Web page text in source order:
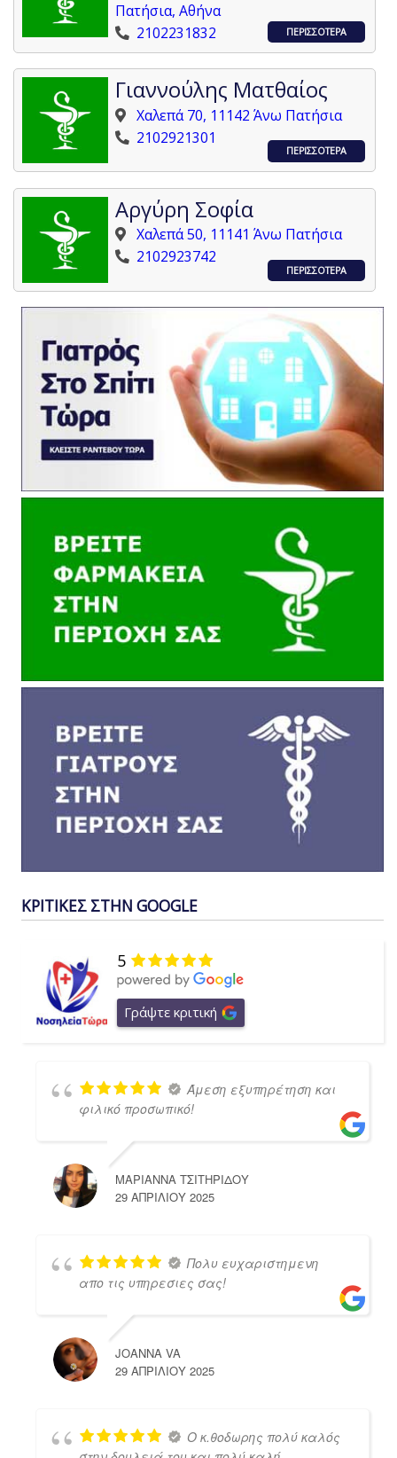
Πατήσια, Αθήνα
2102231832
ΠΕΡΙΣΣΟΤΕΡΑ
Γιαννούλης Ματθαίος
Χαλεπά 70, 11142 Άνω Πατήσια
2102921301
ΠΕΡΙΣΣΟΤΕΡΑ
Αργύρη Σοφία
Χαλεπά 50, 11141 Άνω Πατήσια
2102923742
ΠΕΡΙΣΣΟΤΕΡΑ
ΚΡΙΤΙΚΕΣ ΣΤΗΝ GOOGLE
5
Γράψτε κριτική
Άμεση εξυπηρέτηση και
φιλικό προσωπικό!
ΜΑΡΙΑΝΝΑ ΤΣΙΤΗΡΙΔΟΥ
29 ΑΠΡΙΛΊΟΥ 2025
Πολυ ευχαριστημενη
απο τις υπηρεσιες σας!
JOANNA VA
29 ΑΠΡΙΛΊΟΥ 2025
Ο κ.θοδωρης πολύ καλός